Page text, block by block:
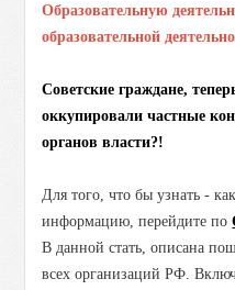
Образовательную
образовательной
Советские граждане,
оккупировали частные
органов власти?!
Для того, что бы узнать -
информацию, перейдите по
В данной стать, описана
всех организаций РФ.